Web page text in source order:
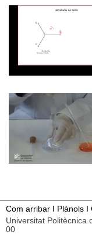
Com arribar I Plànols I
Universitat Politècnica
00